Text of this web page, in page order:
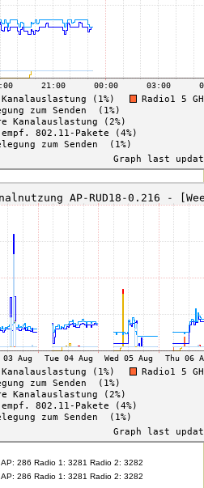
AP: 286 Radio 1: 3281 Radio 2: 3282
AP: 286 Radio 1: 3281 Radio 2: 3282